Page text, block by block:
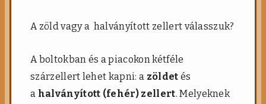
A zöld vagy a halványított zellert válasszuk?
A boltokban és a piacokon kétféle
szárzellert lehet kapni: a zöldet és
a halványított (fehér) zellert. Melyeknek